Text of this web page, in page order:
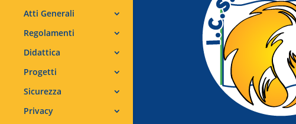
Atti Generali
Regolamenti
Didattica
Progetti
Sicurezza
Privacy